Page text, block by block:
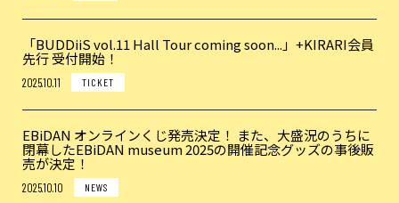
「BUDDiiS vol.11 Hall Tour coming soon...」+KIRARI会員
先行 受付開始！
2025.10.11 TICKET
EBiDAN オンラインくじ発売決定！ また、大盛況のうちに
閉幕したEBiDAN museum 2025の開催記念グッズの事後販
売が決定！
2025.10.10 NEWS